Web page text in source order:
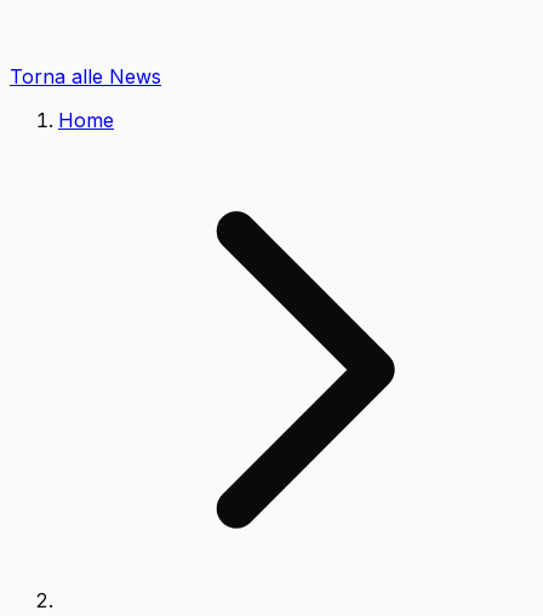
Torna alle News
Home